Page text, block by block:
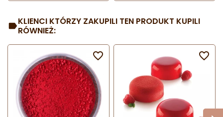
KLIENCI KTÓRZY ZAKUPILI TEN PRODUKT KUPILI
RÓWNIEŻ:
 